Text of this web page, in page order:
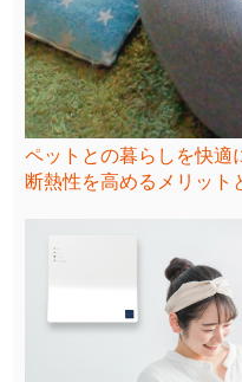
ペットとの暮らしを快適
断熱性を高めるメリット